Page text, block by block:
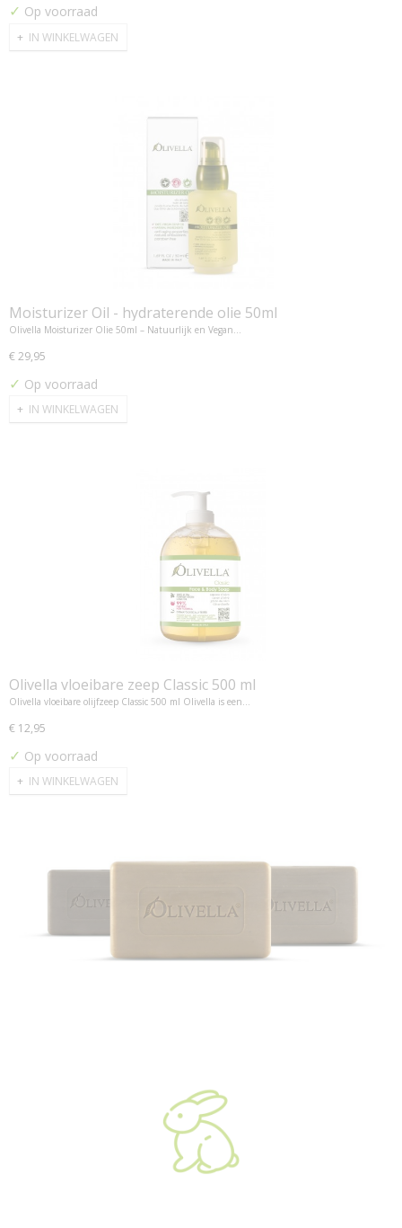
✓ Op voorraad
IN WINKELWAGEN
Moisturizer Oil - hydraterende olie 50ml
Olivella Moisturizer Olie 50ml – Natuurlijk en Vegan…
€ 29,95
✓ Op voorraad
IN WINKELWAGEN
Olivella vloeibare zeep Classic 500 ml
Olivella vloeibare olijfzeep Classic 500 ml Olivella is een…
€ 12,95
✓ Op voorraad
IN WINKELWAGEN